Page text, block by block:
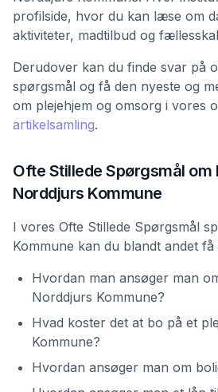
profilside, hvor du kan læse om
aktiviteter, madtilbud og
Derudover kan du finde svar på
spørgsmål og få den nyeste og
om plejehjem og omsorg i vores
artikelsamling.
Ofte Stillede Spørgsmål om
Norddjurs Kommune
I vores Ofte Stillede Spørgsmål
Kommune kan du blandt andet få
Hvordan man ansøger man
Norddjurs Kommune?
Hvad koster det at bo på et
Kommune?
Hvordan ansøger man om